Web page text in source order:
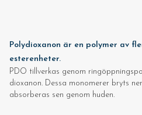
Polydioxanon är en polymer av
esterenheter.
PDO tillverkas genom
dioxanon. Dessa monomerer bryts
absorberas sen genom huden.